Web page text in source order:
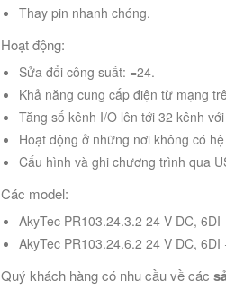
Thay pin nhanh chóng.
Hoạt động:
Sửa đổi công suất: =24.
Khả năng cung cấp điện từ mạng
Tăng số kênh I/O lên tới 32 kênh
Hoạt động ở những nơi không có
Cấu hình và ghi chương trình qua
Các model:
AkyTec PR103.24.3.2 24 V DC,
AkyTec PR103.24.6.2 24 V DC,
Quý khách hàng có nhu cầu về các